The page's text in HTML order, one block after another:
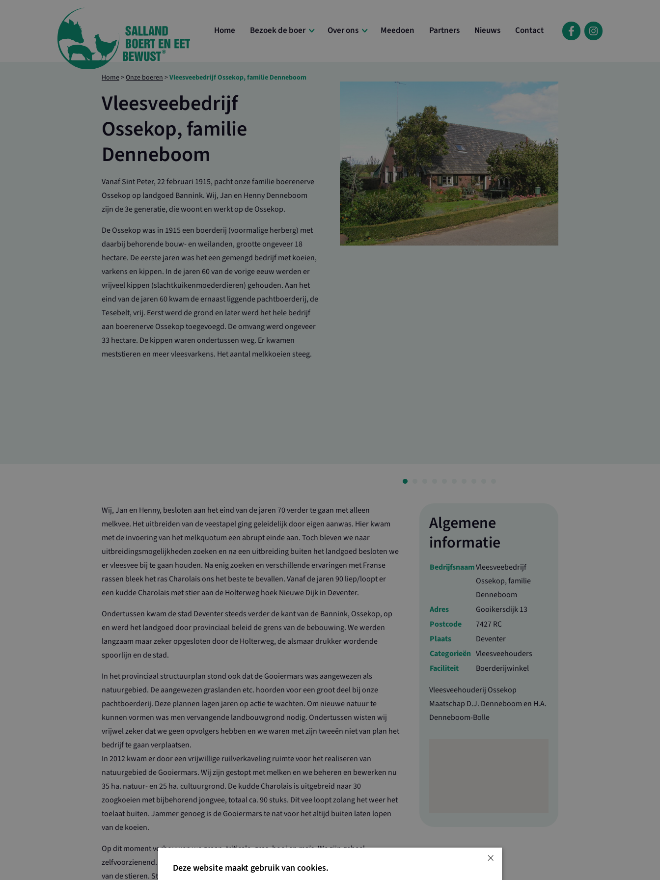
Home Bezoek de boer Over ons Meedoen Partners Nieuws Contact
Home>Onze boeren >Vleesveebedrijf Ossekop, familie Denneboom
Vleesveebedrijf
Ossekop, familie
Denneboom
Vanaf Sint Peter, 22 februari 1915, pacht onze familie boerenerve
Ossekop op landgoed Bannink. Wij, Jan en Henny Denneboom
zijn de 3e generatie, die woont en werkt op de Ossekop.
De Ossekop was in 1915 een boerderij (voormalige herberg) met
daarbij behorende bouw- en weilanden, grootte ongeveer 18
hectare. De eerste jaren was het een gemengd bedrijf met koeien,
varkens en kippen. In de jaren 60 van de vorige eeuw werden er
vrijveel kippen (slachtkuikenmoederdieren) gehouden. Aan het
eind van de jaren 60 kwam de ernaast liggende pachtboerderij, de
Tesebelt, vrij. Eerst werd de grond en later werd het hele bedrijf
aan boerenerve Ossekop toegevoegd. De omvang werd ongeveer
33 hectare. De kippen waren ondertussen weg. Er kwamen
meststieren en meer vleesvarkens. Het aantal melkkoeien steeg.
Wij, Jan en Henny, besloten aan het eind van de jaren 70 verder te gaan met alleen
melkvee. Het uitbreiden van de veestapel ging geleidelijk door eigen aanwas. Hier kwam
met de invoering van het melkquotum een abrupt einde aan. Toch bleven we naar
uitbreidingsmogelijkheden zoeken en na een uitbreiding buiten het landgoed besloten we
er vleesvee bij te gaan houden. Na enig zoeken en verschillende ervaringen met Franse
rassen bleek het ras Charolais ons het beste te bevallen. Vanaf de jaren 90 liep/loopt er
een kudde Charolais met stier aan de Holterweg hoek Nieuwe Dijk in Deventer.
Ondertussen kwam de stad Deventer steeds verder de kant van de Bannink, Ossekop, op
en werd het landgoed door provinciaal beleid de grens van de bebouwing. We werden
langzaam maar zeker opgesloten door de Holterweg, de alsmaar drukker wordende
spoorlijn en de stad.
In het provinciaal structuurplan stond ook dat de Gooiermars was aangewezen als
natuurgebied. De aangewezen graslanden etc. hoorden voor een groot deel bij onze
pachtboerderij. Deze plannen lagen jaren op actie te wachten. Om nieuwe natuur te
kunnen vormen was men vervangende landbouwgrond nodig. Ondertussen wisten wij
vrijwel zeker dat we geen opvolgers hebben en we waren met zijn tweeën niet van plan het
bedrijf te gaan verplaatsen.
In 2012 kwam er door een vrijwillige ruilverkaveling ruimte voor het realiseren van
natuurgebied de Gooiermars. Wij zijn gestopt met melken en we beheren en bewerken nu
35 ha. natuur- en 25 ha. cultuurgrond. De kudde Charolais is uitgebreid naar 30
zoogkoeien met bijbehorend jongvee, totaal ca. 90 stuks. Dit vee loopt zolang het weer het
toelaat buiten. Jammer genoeg is de Gooiermars te nat voor het altijd buiten laten lopen
van de koeien.
Op dit moment verbouwen we graan, triticale, gras, hooi en maïs. We zijn geheel
zelfvoorzienend. Gras en hooi als voer voor alle dieren en eigen graan voor het afmesten
van de stieren. Stro voor de tot potstal aangepaste stal. We verbouwen maïs voor de
Algemene
informatie
BedrijfsnaamVleesveebedrijf
Ossekop, familie
Denneboom
Adres
Gooikersdijk 13
Postcode
7427 RC
Plaats
Deventer
Categorieën Vleesveehouders
Faciliteit
Boerderijwinkel
Vleesveehouderij Ossekop
Maatschap D.J. Denneboom en H.A.
Denneboom-Bolle
×
Deze website maakt gebruik van cookies.